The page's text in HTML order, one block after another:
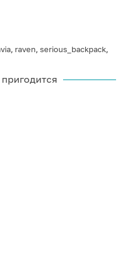
, raven, serious_backpack,